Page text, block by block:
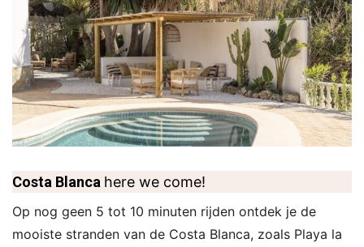
Costa Blanca here we come!
Op nog geen 5 tot 10 minuten rijden ontdek je de
mooiste stranden van de Costa Blanca, zoals Playa la